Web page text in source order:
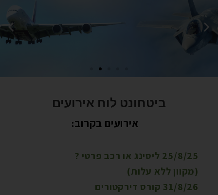
ביטחונט לוח אירועים
אירועים בקרוב:
25/8/25 ליסינג או רכב פרטי ?
(מקוון ללא עלות)
31/8/26 קורס דירקטורים